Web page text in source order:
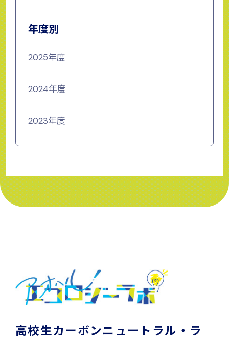
年度別
2025年度
2024年度
2023年度
高校生カーボンニュートラル・ラ